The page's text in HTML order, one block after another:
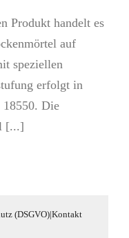
Produkt handelt es
auf
speziellen
erfolgt in
Die
[...]
(DSGVO)|Kontakt